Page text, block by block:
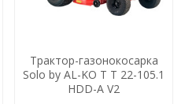
Трактор-газонокосарка
Solo by AL-KO T T 22-105.1
HDD-A V2